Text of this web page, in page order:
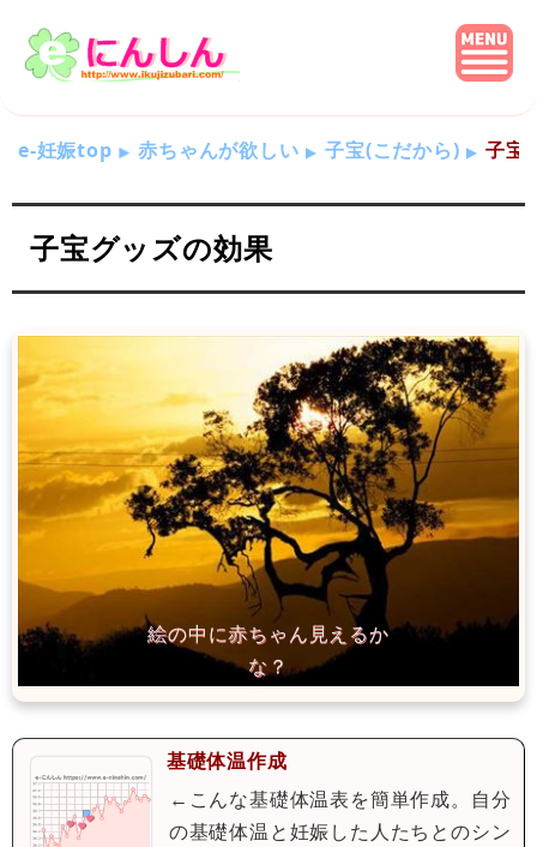
e-妊娠top 赤ちゃんが欲しい 子宝(こだから) 子宝
子宝グッズの効果
基礎体温作成
←こんな基礎体温表を簡単作成。自分
の基礎体温と妊娠した人たちとのシン